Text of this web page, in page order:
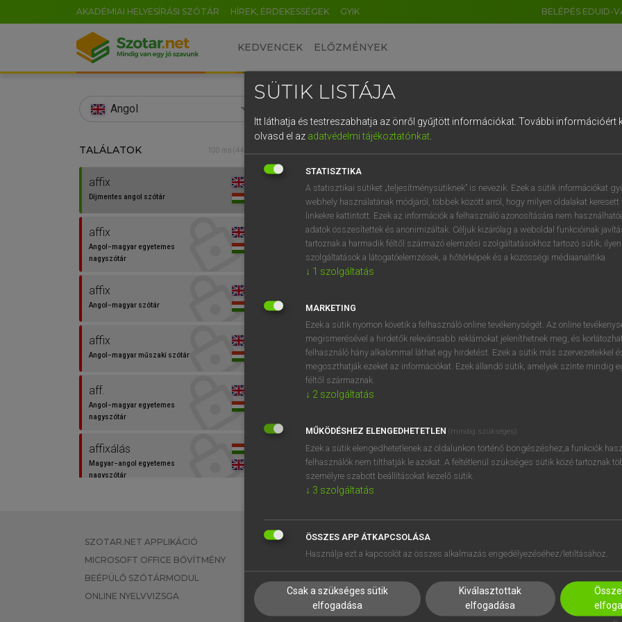
AKADÉMIAI HELYESÍRÁSI SZÓTÁR HÍREK, ÉRDEKESSÉGEK GYIK BELÉPÉS EDUID-
KEDVENCEK ELŐZMÉNYEK
Angol
TALÁLATOK 100 ms (44 db)
affix
Díjmentes angol szótár
affix
Angol−magyar egyetemes
nagyszótár
affix
Angol−magyar szótár
affix
Angol−magyar műszaki szótár
aff.
Angol−magyar egyetemes
nagyszótár
affixálás
Magyar−angol egyetemes
nagyszótár
affixum
Magyar−angol egyetemes
nagyszótár
Díjmentes angol szótár
fn
toldalék
affixum
ige hozzátesz
hozzáfűz
hozzáerősít (tovmre)
ráragaszt
⚲ affixkeresése szótárainkban
SZOTAR.NET APPLIKÁCIÓ
MICROSOFT OFFICE BŐVÍTMÉNY
BEÉPÜLŐ SZÓTÁRMODUL
ONLINE NYELVVIZSGA
EGYÉNI FELHASZNÁLÓKNAK
TANULÓKNAK
VÁLLALATI MEGOLDÁSOK
SÚGÓ
RÓLUNK
SÜTI BEÁLLÍTÁSOK
SÜTIK LISTÁJA
Itt láthatja és testreszabhatja az önről gyűjtött információkat. További információért
olvasd el az adatvédelmi tájékoztatónkat.
STATISZTIKA
A statisztikai sütiket „teljesítménysütiknek” is nevezik. Ezek a sütik információkat
webhely használatának módjáról, többek között arról, hogy milyen oldalakat keresett
linkekre kattintott. Ezek az információk a felhasználó azonosítására nem
adatok összesítettek és anonimizáltak. Céljuk kizárólag a weboldal funkcióinak
tartoznak a harmadik féltől származó elemzési szolgáltatásokhoz tartozó sütik;
szolgáltatások a látogatóelemzések, a hőtérképek és a közösségi médiaanalitika.
↓ 1 szolgáltatás
MARKETING
Ezek a sütik nyomon követik a felhasználó online tevékenységét. Az online
megismerésével a hirdetők relevánsabb reklámokat jeleníthetnek meg, és
felhasználó hány alkalommal láthat egy hirdetést. Ezek a sütik más szervezetekkel
megoszthatják ezeket az információkat. Ezek állandó sütik, amelyek szinte mindig
féltől származnak.
↓ 2 szolgáltatás
MŰKÖDÉSHEZ ELENGEDHETETLEN (mindig szükséges)
Ezek a sütik elengedhetetlenek az oldalunkon történő böngészéshez,a funkciók
felhasználók nem tilthatják le azokat. A feltétlenül szükséges sütik közé tartoznak
személyre szabott beállításokat kezelő sütik.
↓ 3 szolgáltatás
ÖSSZES APP ÁTKAPCSOLÁSA
Használja ezt a kapcsolót az összes alkalmazás engedélyezéséhez/letiltásához.
Csak a szükséges sütik
elfogadása
Kiválasztottak
elfogadása
EN HU DE CN FR ES IT NL
0 1 2 3 4 5 6 7 8 9
q w e r t z u i
a s d f g h j k l é
í y x c v b n m , .